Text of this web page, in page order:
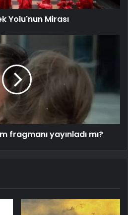
Yolu'nun Mirası
fragmanı yayınladı mı?